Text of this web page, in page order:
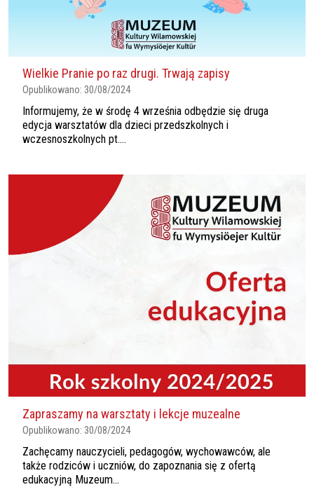
Wielkie Pranie po raz drugi. Trwają zapisy
Opublikowano: 30/08/2024
Informujemy, że w środę 4 września odbędzie się druga
edycja warsztatów dla dzieci przedszkolnych i
wczesnoszkolnych pt....
Zapraszamy na warsztaty i lekcje muzealne
Opublikowano: 30/08/2024
Zachęcamy nauczycieli, pedagogów, wychowawców, ale
także rodziców i uczniów, do zapoznania się z ofertą
edukacyjną Muzeum...